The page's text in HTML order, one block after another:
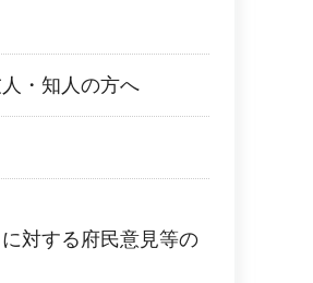
・知人の方へ
対する府民意見等の